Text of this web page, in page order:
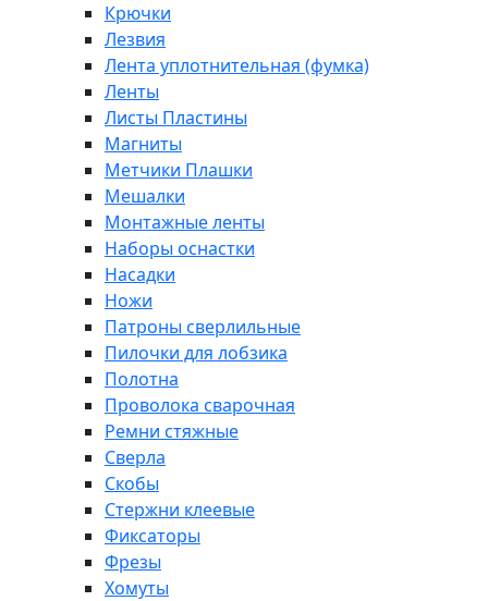
Крючки
Лезвия
Лента уплотнительная (фумка)
Ленты
Листы Пластины
Магниты
Метчики Плашки
Мешалки
Монтажные ленты
Наборы оснастки
Насадки
Ножи
Патроны сверлильные
Пилочки для лобзика
Полотна
Проволока сварочная
Ремни стяжные
Сверла
Скобы
Стержни клеевые
Фиксаторы
Фрезы
Хомуты